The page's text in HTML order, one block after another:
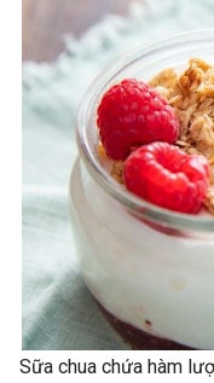
Sữa chua chứa hàm